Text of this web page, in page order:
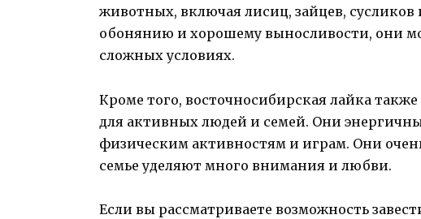
животных, включая лисиц, зайцев, сусликов
обонянию и хорошему выносливости, они
сложных условиях.
Кроме того, восточносибирская лайка
для активных людей и семей. Они
физическим активностям и играм. Они
семье уделяют много внимания и любви.
Если вы рассматриваете возможность